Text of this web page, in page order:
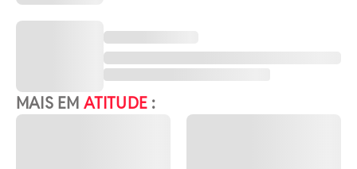
MAIS EM ATITUDE :